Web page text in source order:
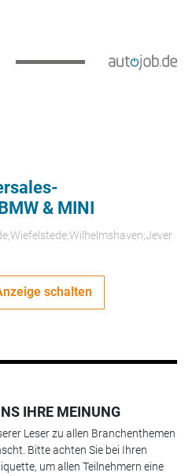
& MINI
schalten
IHRE MEINUNG
Leser zu allen Branchenthemen
Bitte achten Sie bei Ihren
um allen Teilnehmern eine